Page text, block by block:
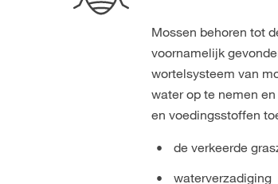
Mossen behoren tot
voornamelijk
wortelsysteem van
water op te nemen
en voedingsstoffen
de verkeerde
waterverzadiging